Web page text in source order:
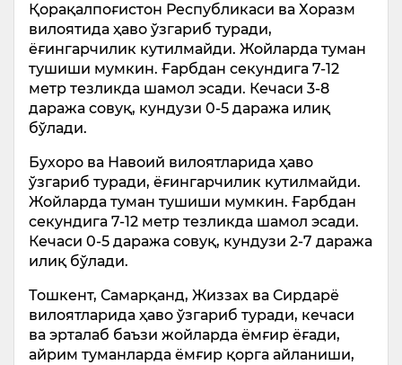
Қорақалпоғистон Республикаси ва Хоразм
вилоятида ҳаво ўзгариб туради,
ёғингарчилик кутилмайди. Жойларда туман
тушиши мумкин. Ғарбдан секундига 7-12
метр тезликда шамол эсади. Кечаси 3-8
даража совуқ, кундузи 0-5 даража илиқ
бўлади.
Бухоро ва Навоий вилоятларида ҳаво
ўзгариб туради, ёғингарчилик кутилмайди.
Жойларда туман тушиши мумкин. Ғарбдан
секундига 7-12 метр тезликда шамол эсади.
Кечаси 0-5 даража совуқ, кундузи 2-7 даража
илиқ бўлади.
Тошкент, Самарқанд, Жиззах ва Сирдарё
вилоятларида ҳаво ўзгариб туради, кечаси
ва эрталаб баъзи жойларда ёмғир ёғади,
айрим туманларда ёмғир қорга айланиши,